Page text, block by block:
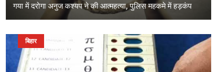
गया में दरोगा अनुज कश्यप ने की आत्महत्या, पुलिस महकमे में हड़कंप
बिहार